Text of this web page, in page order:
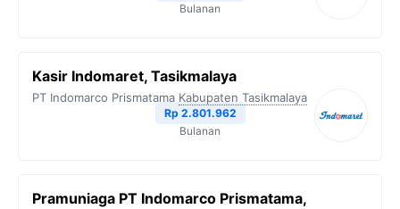
Bulanan
Kasir Indomaret, Tasikmalaya
PT Indomarco Prismatama Kabupaten Tasikmalaya
Rp 2.801.962
Bulanan
Pramuniaga PT Indomarco Prismatama,